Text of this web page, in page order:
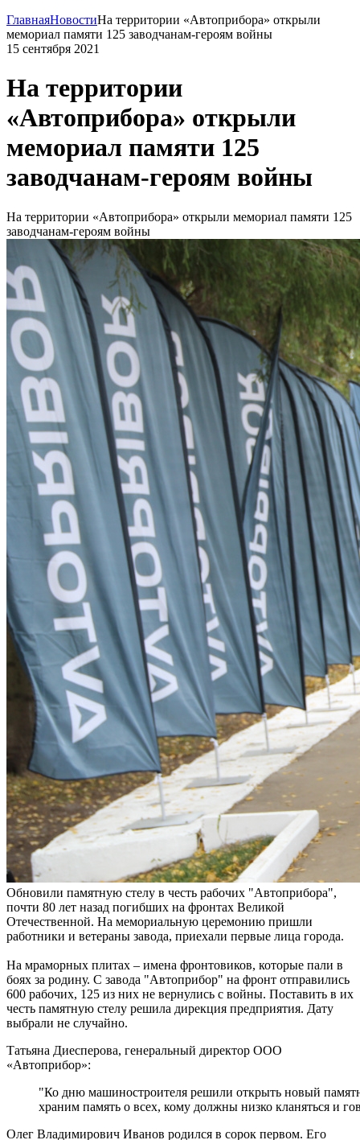
ГлавнаяНовостиНа территории «Автоприбора» открыли
мемориал памяти 125 заводчанам-героям войны
15 сентября 2021
На территории
«Автоприбора» открыли
мемориал памяти 125
заводчанам-героям войны
На территории «Автоприбора» открыли мемориал памяти 125
заводчанам-героям войны
Обновили памятную стелу в честь рабочих "Автоприбора",
почти 80 лет назад погибших на фронтах Великой
Отечественной. На мемориальную церемонию пришли
работники и ветераны завода, приехали первые лица города.
На мраморных плитах – имена фронтовиков, которые пали в
боях за родину. С завода "Автоприбор" на фронт отправились
600 рабочих, 125 из них не вернулись с войны. Поставить в их
честь памятную стелу решила дирекция предприятия. Дату
выбрали не случайно.
Татьяна Диесперова, генеральный директор ООО
«Автоприбор»:
"Ко дню машиностроителя решили открыть новый
храним память о всех, кому должны низко кланяться и
Олег Владимирович Иванов родился в сорок первом. Его